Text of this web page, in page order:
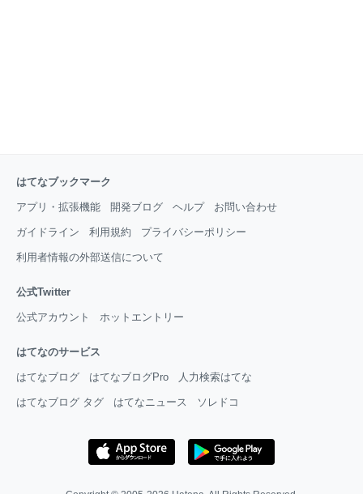
はてなブックマーク
アプリ・拡張機能 開発ブログ ヘルプ お問い合わせ
ガイドライン 利用規約 プライバシーポリシー
利用者情報の外部送信について
公式Twitter
公式アカウント ホットエントリー
はてなのサービス
はてなブログ はてなブログPro 人力検索はてな
はてなブログ タグ はてなニュース ソレドコ